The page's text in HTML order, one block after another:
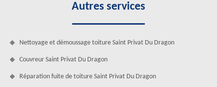
Autres services
Nettoyage et démoussage toiture Saint Privat Du Dragon
Couvreur Saint Privat Du Dragon
Réparation fuite de toiture Saint Privat Du Dragon